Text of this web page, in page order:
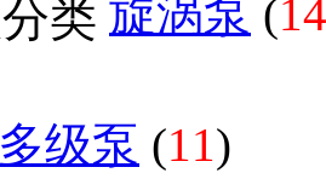
旋涡泵 (14
多级泵 (11)